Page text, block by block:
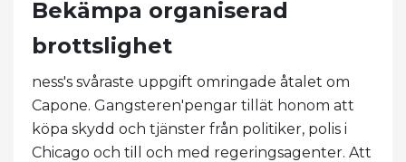
Bekämpa organiserad
brottslighet
ness's svåraste uppgift omringade åtalet om
Capone. Gangsteren'pengar tillät honom att
köpa skydd och tjänster från politiker, polis i
Chicago och till och med regeringsagenter. Att